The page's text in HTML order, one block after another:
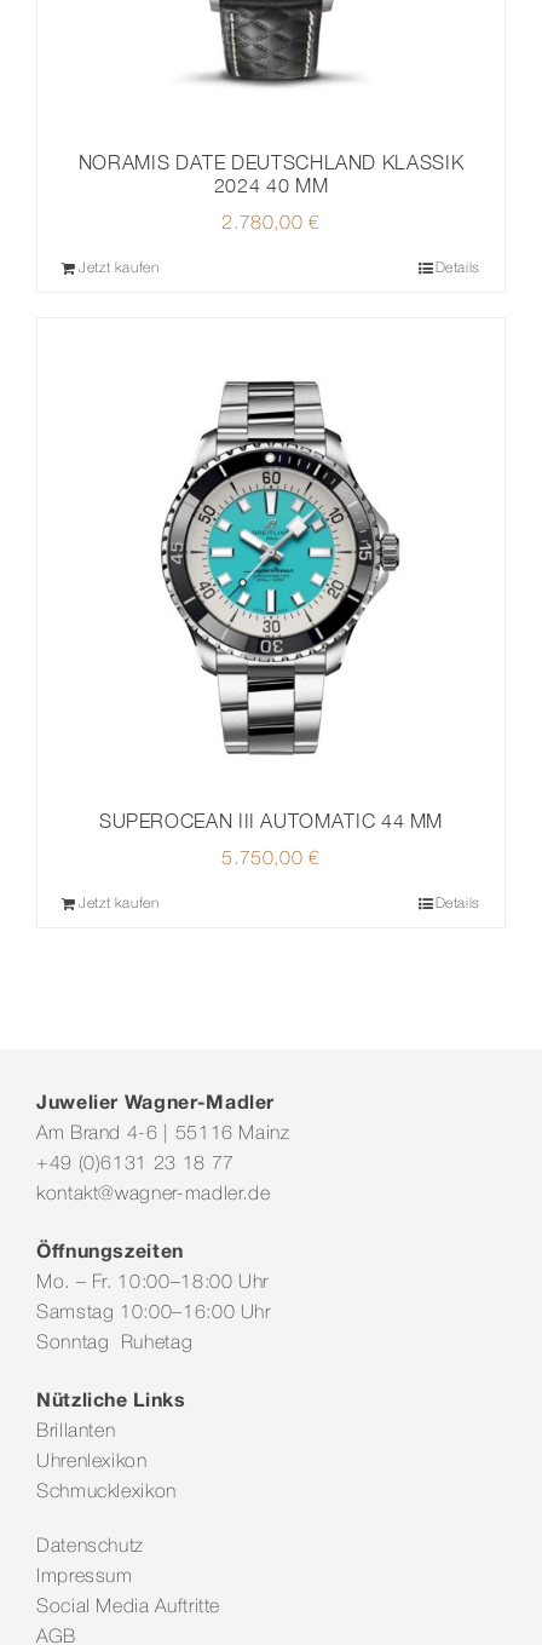
NORAMIS DATE DEUTSCHLAND KLASSIK
2024 40 MM
2.780,00€
Jetzt kaufen Details
SUPEROCEAN III AUTOMATIC 44 MM
5.750,00€
Jetzt kaufen Details
Juwelier Wagner-Madler
Am Brand 4-6 | 55116 Mainz
+49 (0)6131 23 18 77
kontakt@wagner-madler.de
Öffnungszeiten
Mo. – Fr. 10:00–18:00 Uhr
Samstag 10:00–16:00 Uhr
Sonntag Ruhetag
Nützliche Links
Brillanten
Uhrenlexikon
Schmucklexikon
Datenschutz
Impressum
Social Media Auftritte
AGB